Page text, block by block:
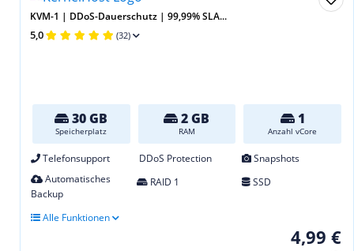
KVM-1 | DDoS-Dauerschutz | 99,99% SLA...
5,0 (32)
30 GB
Speicherplatz
2 GB
RAM
1
Anzahl vCore
Telefonsupport DDoS Protection
Snapshots
Automatisches
Backup
RAID 1 SSD
Alle Funktionen
4,99 €